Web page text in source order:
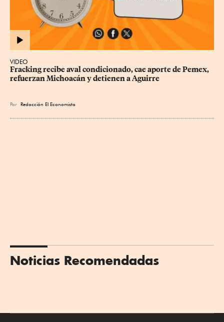
VIDEO
Fracking recibe aval condicionado, cae aporte de Pemex,
refuerzan Michoacán y detienen a Aguirre
Por Redacción El Economista
Noticias Recomendadas